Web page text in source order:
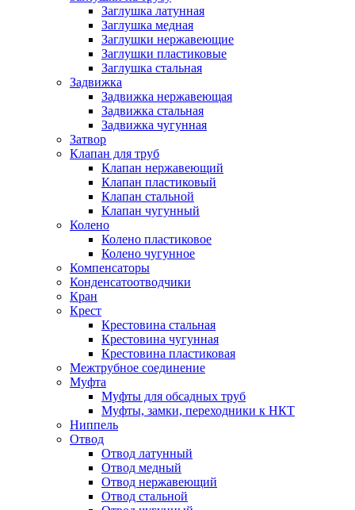
Заглушка латунная
Заглушка медная
Заглушки нержавеющие
Заглушки пластиковые
Заглушка стальная
Задвижка
Задвижка нержавеющая
Задвижка стальная
Задвижка чугунная
Затвор
Клапан для труб
Клапан нержавеющий
Клапан пластиковый
Клапан стальной
Клапан чугунный
Колено
Колено пластиковое
Колено чугунное
Компенсаторы
Конденсатоотводчики
Кран
Крест
Крестовина стальная
Крестовина чугунная
Крестовина пластиковая
Межтрубное соединение
Муфта
Муфты для обсадных труб
Муфты, замки, переходники к НКТ
Ниппель
Отвод
Отвод латунный
Отвод медный
Отвод нержавеющий
Отвод стальной